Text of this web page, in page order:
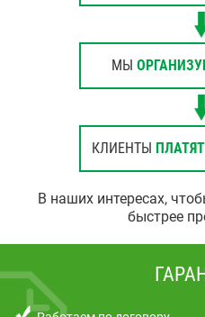
МЫ
КЛИЕНТЫ
В наших интересах,
быстрее